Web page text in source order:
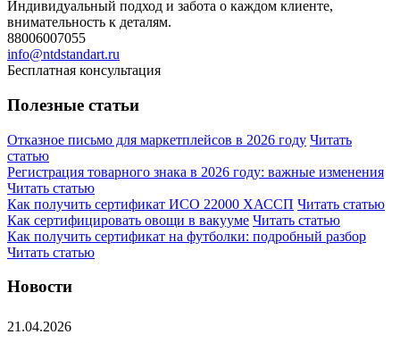
Индивидуальный подход и забота о каждом клиенте,
внимательность к деталям.
88006007055
info@ntdstandart.ru
Бесплатная консультация
Полезные статьи
Отказное письмо для маркетплейсов в 2026 году Читать
статью
Регистрация товарного знака в 2026 году: важные изменения
Читать статью
Как получить сертификат ИСО 22000 ХАССП Читать статью
Как сертифицировать овощи в вакууме Читать статью
Как получить сертификат на футболки: подробный разбор
Читать статью
Новости
21.04.2026